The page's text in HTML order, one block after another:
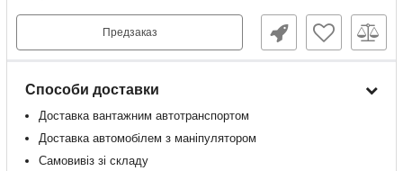
Предзаказ
Способи доставки
Доставка вантажним автотранспортом
Доставка автомобілем з маніпулятором
Самовивіз зі складу